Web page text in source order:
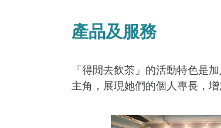
產品及服務
「得閒去飲茶」的活動特色是
主角，展現她們的個人專長，